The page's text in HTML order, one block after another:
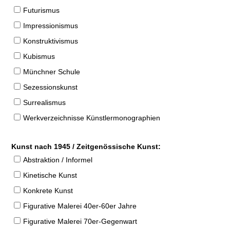
Futurismus
Impressionismus
Konstruktivismus
Kubismus
Münchner Schule
Sezessionskunst
Surrealismus
Werkverzeichnisse Künstlermonographien
Kunst nach 1945 / Zeitgenössische Kunst:
Abstraktion / Informel
Kinetische Kunst
Konkrete Kunst
Figurative Malerei 40er-60er Jahre
Figurative Malerei 70er-Gegenwart